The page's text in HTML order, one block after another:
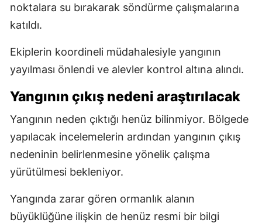
noktalara su bırakarak söndürme çalışmalarına
katıldı.
Ekiplerin koordineli müdahalesiyle yangının
yayılması önlendi ve alevler kontrol altına alındı.
Yangının çıkış nedeni araştırılacak
Yangının neden çıktığı henüz bilinmiyor. Bölgede
yapılacak incelemelerin ardından yangının çıkış
nedeninin belirlenmesine yönelik çalışma
yürütülmesi bekleniyor.
Yangında zarar gören ormanlık alanın
büyüklüğüne ilişkin de henüz resmi bir bilgi